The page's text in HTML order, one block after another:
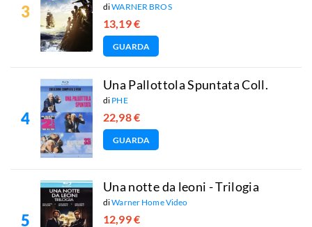
diWARNER BROS
13,19 €
GUARDA
Una Pallottola Spuntata Coll.
di PHE
22,98 €
GUARDA
Una notte da leoni - Trilogia
diWarner Home Video
12,99 €